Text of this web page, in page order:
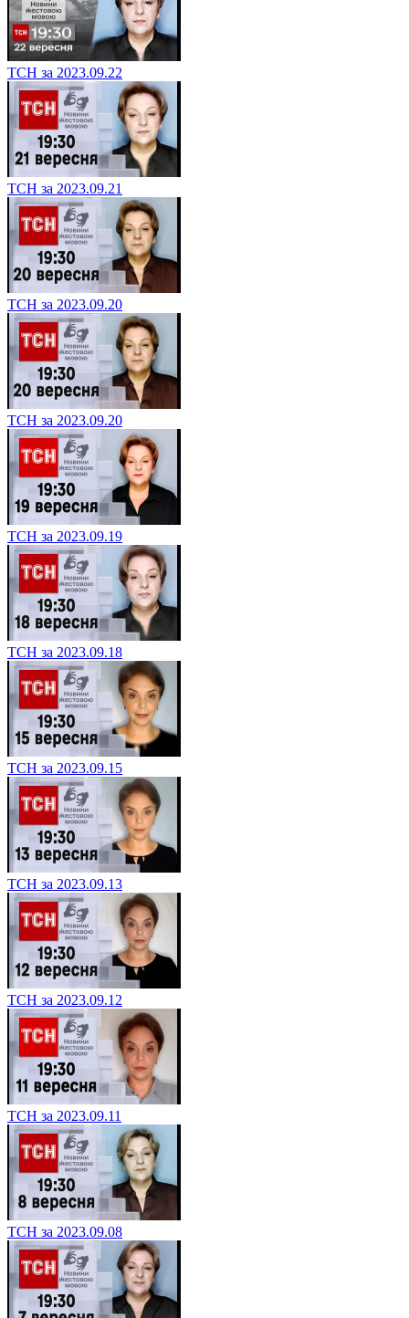
ТСН за 2023.09.22
ТСН за 2023.09.21
ТСН за 2023.09.20
ТСН за 2023.09.20
ТСН за 2023.09.19
ТСН за 2023.09.18
ТСН за 2023.09.15
ТСН за 2023.09.13
ТСН за 2023.09.12
ТСН за 2023.09.11
ТСН за 2023.09.08